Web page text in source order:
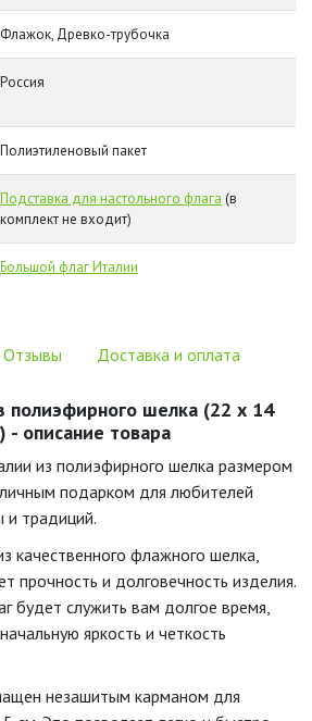
Флажок, Древко-трубочка
Россия
Полиэтиленовый пакет
Подставка для настольного флага (в
комплект не входит)
Большой флаг Италии
Отзывы Доставка и оплата
полиэфирного шелка (22 х 14
- описание товара
из полиэфирного шелка размером
подарком для любителей
и традиций.
качественного флажного шелка,
прочность и долговечность изделия.
будет служить вам долгое время,
яркость и четкость
незашитым карманом для